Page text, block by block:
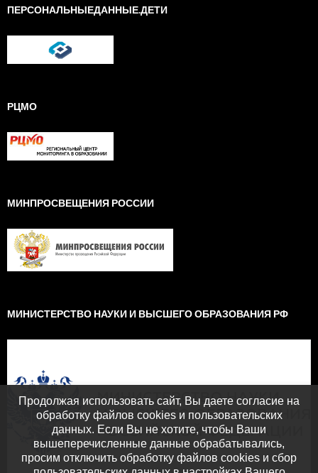
ПЕРСОНАЛЬНЫЕДАННЫЕ.ДЕТИ
РЦМО
МИНПРОСВЕЩЕНИЯ РОССИИ
МИНИСТЕРСТВО НАУКИ И ВЫСШЕГО ОБРАЗОВАНИЯ РФ
Продолжая использовать сайт, Вы даете согласие на
обработку файлов cookies и пользовательских
данных. Если Вы не хотите, чтобы Ваши
вышеперечисленные данные обрабатывались,
просим отключить обработку файлов cookies и сбор